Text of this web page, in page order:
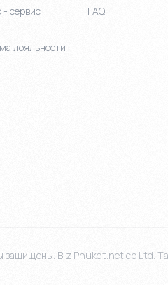
- сервис
лояльности
FAQ
Biz Phuket.net co Ltd.